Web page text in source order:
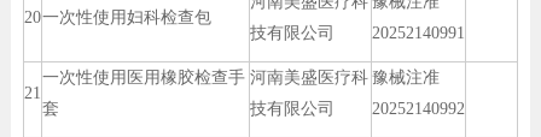
20一次性使用妇科检查包
技有限公司
20252140991
21
一次性使用医用橡胶检查手
套
河南美盛医疗科
技有限公司
豫械注准
20252140992